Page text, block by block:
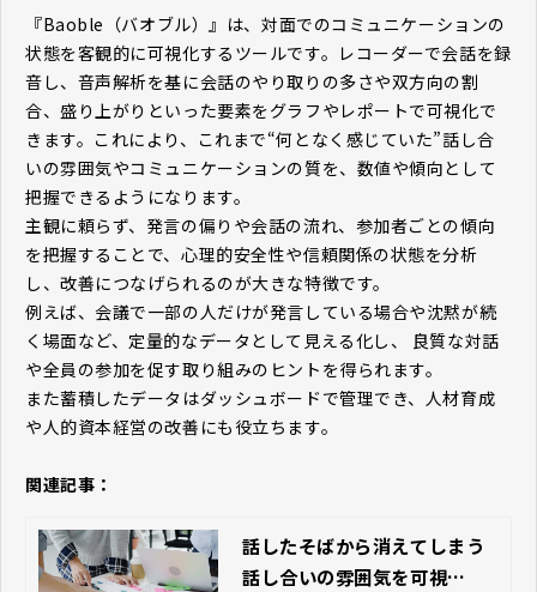
『Baoble（バオブル）』は、対面でのコミュニケーションの
状態を客観的に可視化するツールです。レコーダーで会話を録
音し、音声解析を基に会話のやり取りの多さや双方向の割
合、盛り上がりといった要素をグラフやレポートで可視化で
きます。これにより、これまで“何となく感じていた”話し合
いの雰囲気やコミュニケーションの質を、数値や傾向として
把握できるようになります。
主観に頼らず、発言の偏りや会話の流れ、参加者ごとの傾向
を把握することで、心理的安全性や信頼関係の状態を分析
し、改善につなげられるのが大きな特徴です。
例えば、会議で一部の人だけが発言している場合や沈黙が続
く場面など、定量的なデータとして見える化し、 良質な対話
や全員の参加を促す取り組みのヒントを得られます。
また蓄積したデータはダッシュボードで管理でき、人材育成
や人的資本経営の改善にも役立ちます。
関連記事：
話したそばから消えてしまう
話し合いの雰囲気を可視